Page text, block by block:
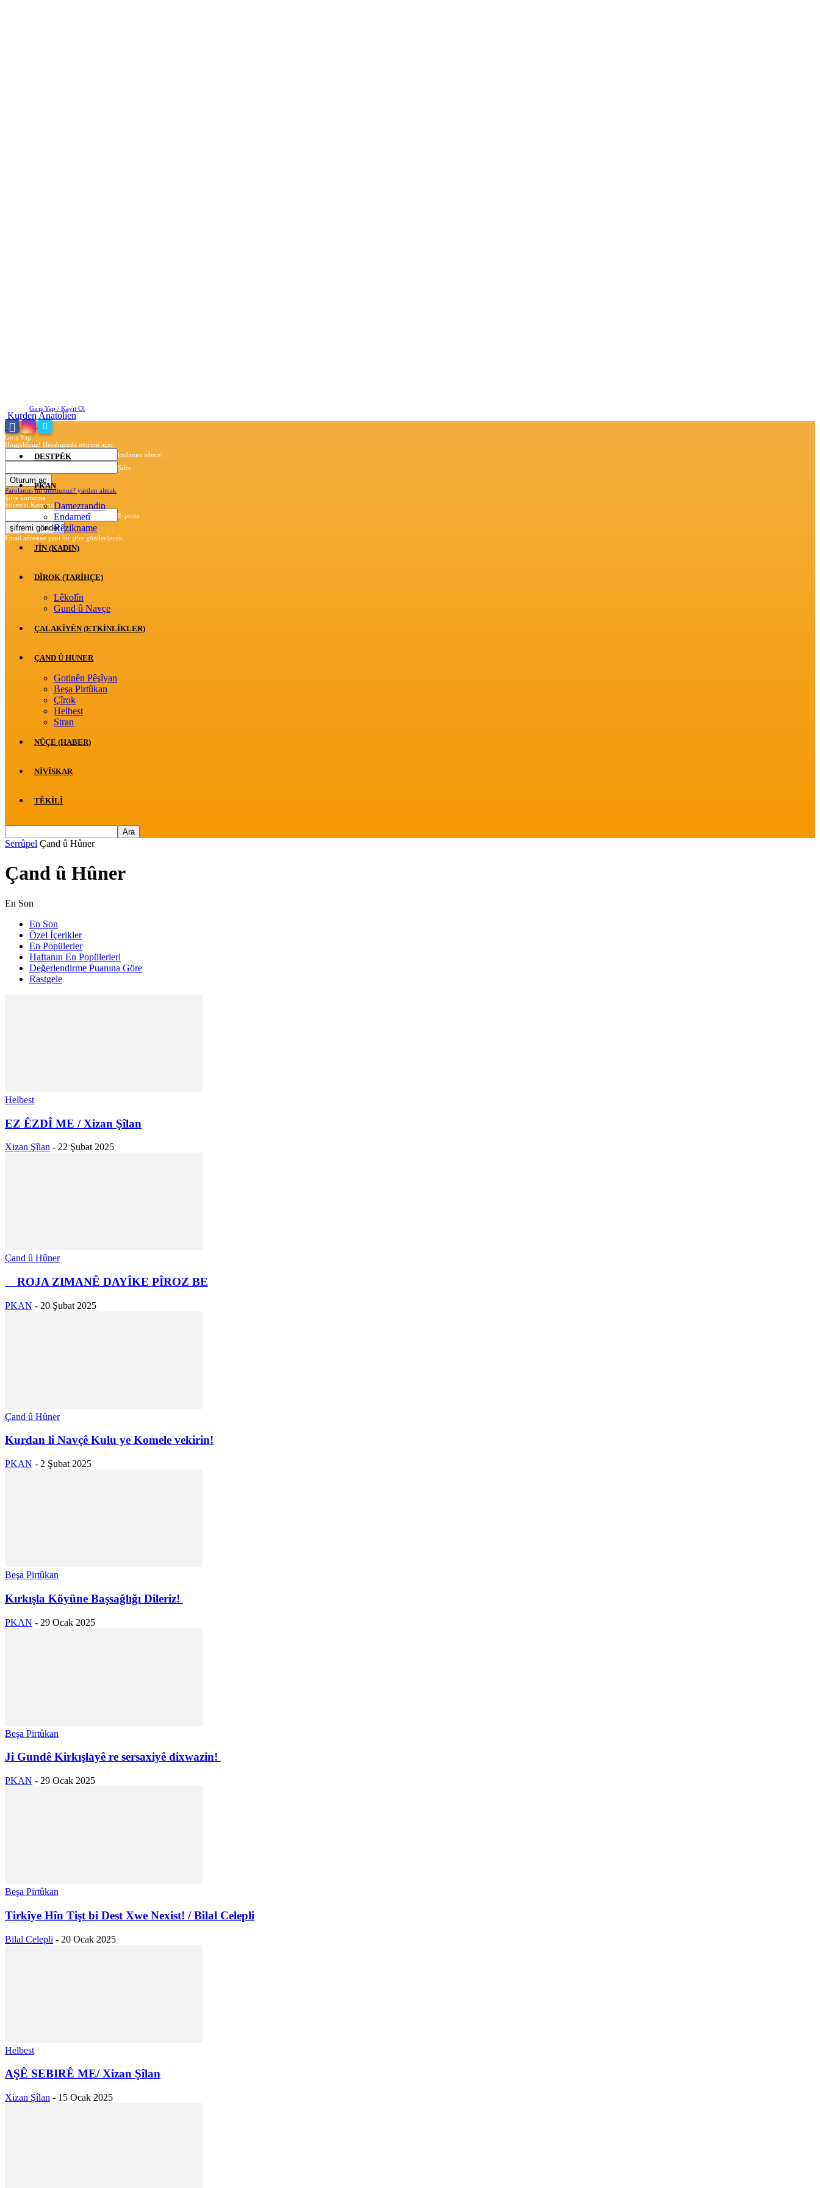
Giriş Yap / Kayıt Ol
Giriş Yap
Hoşgeldiniz! Hesabınızda oturum açın.
kullanıcı adınız
Şifre
Parolanızı mı unuttunuz? yardım almak
Şifre kurtarma
Şifrenizi Kurtarın
E-posta
Email adresine yeni bir şifre gönderilecek.
Kurden Anatolien
DESTPÊK
PKAN
Damezrandin
Endametî
Rêzikname
JİN (KADIN)
DÎROK (TARİHÇE)
Lêkolîn
Gund û Navçe
ÇALAKÎYÊN (ETKINLIKLER)
ÇAND Û HUNER
Gotinên Pêşîyan
Beşa Pirtûkan
Çîrok
Helbest
Stran
NÛÇE (HABER)
NIVÎSKAR
TÊKILÎ
Serrûpel Çand û Hûner
Çand û Hûner
En Son
En Son
Özel İçerikler
En Popülerler
Haftanın En Popülerleri
Değerlendirme Puanına Göre
Rastgele
Helbest
EZ ÊZDÎ ME / Xizan Şîlan
Xizan Şîlan - 22 Şubat 2025
Çand û Hûner
ROJA ZIMANÊ DAYÎKE PÎROZ BE
PKAN - 20 Şubat 2025
Çand û Hûner
Kurdan li Navçê Kulu ye Komele vekirin!
PKAN - 2 Şubat 2025
Beşa Pirtûkan
Kırkışla Köyüne Başsağlığı Dileriz!
PKAN - 29 Ocak 2025
Beşa Pirtûkan
Ji Gundê Kirkışlayê re sersaxiyê dixwazin!
PKAN - 29 Ocak 2025
Beşa Pirtûkan
Tirkîye Hîn Tişt bi Dest Xwe Nexist! / Bilal Celepli
Bilal Celepli - 20 Ocak 2025
Helbest
AŞÊ SEBIRÊ ME/ Xizan Şîlan
Xizan Şîlan - 15 Ocak 2025